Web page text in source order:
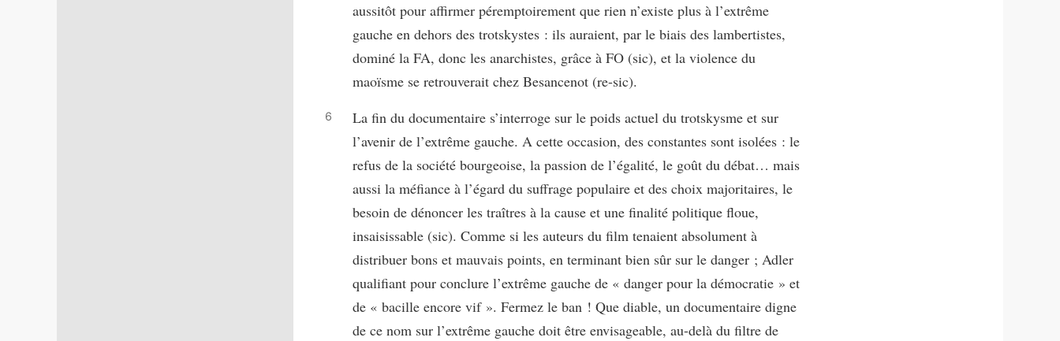
aussitôt pour affirmer péremptoirement que rien n’existe plus à l’extrême
gauche en dehors des trotskystes : ils auraient, par le biais des lambertistes,
dominé la FA, donc les anarchistes, grâce à FO (sic), et la violence du
maoïsme se retrouverait chez Besancenot (re-sic).
La fin du documentaire s’interroge sur le poids actuel du trotskysme et sur
l’avenir de l’extrême gauche. A cette occasion, des constantes sont isolées : le
refus de la société bourgeoise, la passion de l’égalité, le goût du débat… mais
aussi la méfiance à l’égard du suffrage populaire et des choix majoritaires, le
besoin de dénoncer les traîtres à la cause et une finalité politique floue,
insaisissable (sic). Comme si les auteurs du film tenaient absolument à
distribuer bons et mauvais points, en terminant bien sûr sur le danger ; Adler
qualifiant pour conclure l’extrême gauche de « danger pour la démocratie » et
de « bacille encore vif ». Fermez le ban ! Que diable, un documentaire digne
de ce nom sur l’extrême gauche doit être envisageable, au-delà du filtre de